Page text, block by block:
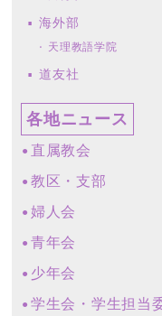
海外部
天理教語学院
道友社
各地ニュース
直属教会
教区・支部
婦人会
青年会
少年会
学生会・学生担当